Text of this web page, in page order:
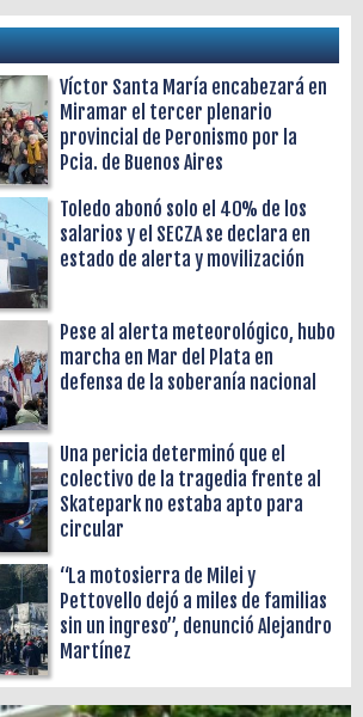
Víctor Santa María encabezará en
Miramar el tercer plenario
provincial de Peronismo por la
Pcia. de Buenos Aires
Toledo abonó solo el 40% de los
salarios y el SECZA se declara en
estado de alerta y movilización
Pese al alerta meteorológico, hubo
marcha en Mar del Plata en
defensa de la soberanía nacional
Una pericia determinó que el
colectivo de la tragedia frente al
Skatepark no estaba apto para
circular
“La motosierra de Milei y
Pettovello dejó a miles de familias
sin un ingreso”, denunció Alejandro
Martínez